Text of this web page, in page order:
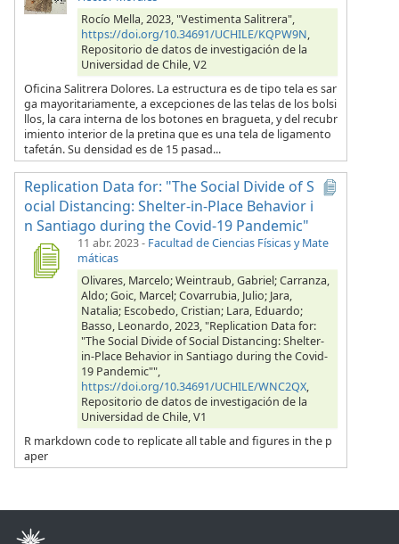
Rocío Mella, 2023, "Vestimenta Salitrera",
https://doi.org/10.34691/UCHILE/KQPW9N,
Repositorio de datos de investigación de la
Universidad de Chile, V2
Oficina Salitrera Dolores. La estructura es de tipo tela es sar
ga mayoritariamente, a excepciones de las telas de los bolsi
llos, la cara interna de los botones en bragueta, y del recubr
imiento interior de la pretina que es una tela de ligamento
tafetán. Su densidad es de 15 pasad...
Replication Data for: "The Social Divide of S
ocial Distancing: Shelter-in-Place Behavior i
n Santiago during the Covid-19 Pandemic"
11 abr. 2023- Facultad de Ciencias Físicas y Mate
máticas
Olivares, Marcelo; Weintraub, Gabriel; Carranza,
Aldo; Goic, Marcel; Covarrubia, Julio; Jara,
Natalia; Escobedo, Cristian; Lara, Eduardo;
Basso, Leonardo, 2023, "Replication Data for:
"The Social Divide of Social Distancing: Shelter-
in-Place Behavior in Santiago during the Covid-
19 Pandemic"",
https://doi.org/10.34691/UCHILE/WNC2QX,
Repositorio de datos de investigación de la
Universidad de Chile, V1
R markdown code to replicate all table and figures in the p
aper